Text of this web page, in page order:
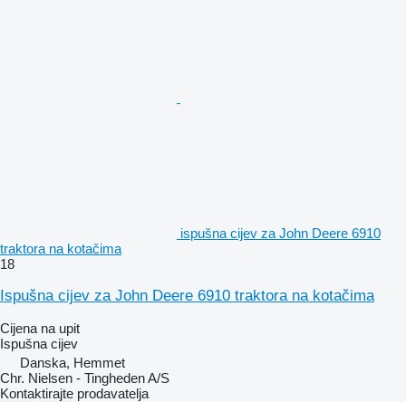
ispušna cijev za John Deere 6910
traktora na kotačima
18
Ispušna cijev za John Deere 6910 traktora na kotačima
Cijena na upit
Ispušna cijev
Danska, Hemmet
Chr. Nielsen - Tingheden A/S
Kontaktirajte prodavatelja